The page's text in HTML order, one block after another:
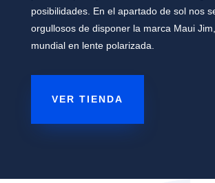
posibilidades. En el apartado de sol nos
orgullosos de disponer la marca Maui
mundial en lente polarizada.
VER TIENDA